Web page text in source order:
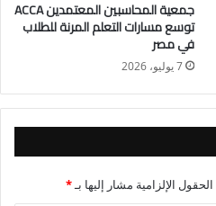
جمعية المحاسبين المعتمدين ACCA
توسع مسارات التعلم المرنة للطلاب
في مصر
7 يوليو، 2026
الحقول الإلزامية مشار إليها بـ*